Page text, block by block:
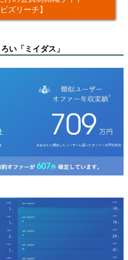
ビズリーチ】
い「ミイダス」